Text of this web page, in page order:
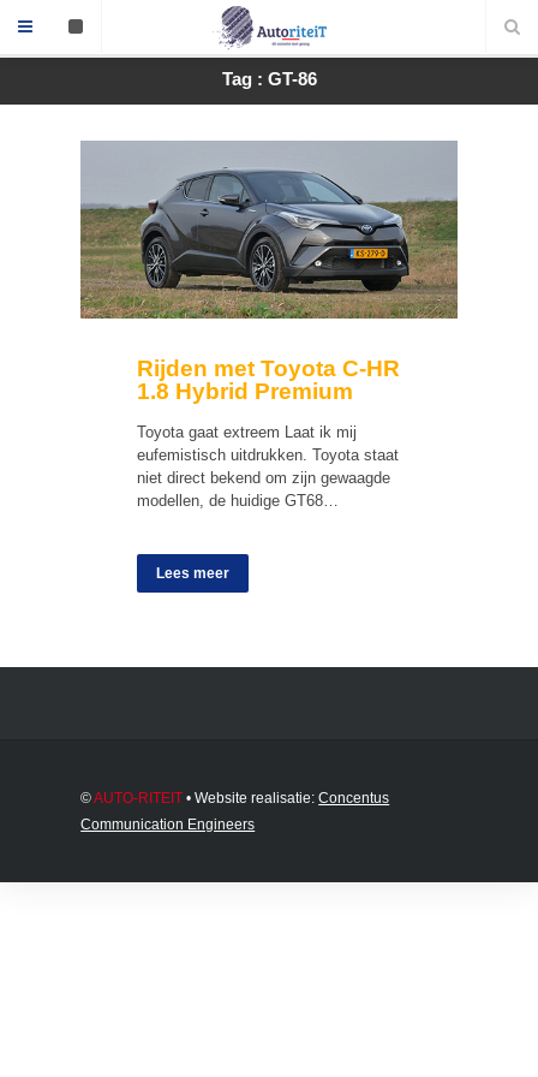
Tag : GT-86
Rijden met Toyota C-HR
1.8 Hybrid Premium
Toyota gaat extreem Laat ik mij
eufemistisch uitdrukken. Toyota staat
niet direct bekend om zijn gewaagde
modellen, de huidige GT68…
Lees meer
©AUTO-RITEIT • Website realisatie:Concentus
Communication Engineers